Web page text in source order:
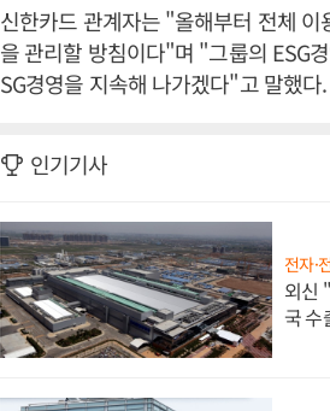
신한카드 관계자는 "올해부터 전체
을 관리할 방침이다"며 "그룹의 ESG
SG경영을 지속해 나가겠다"고 말했다
인기기사
전자·
외신
국 수